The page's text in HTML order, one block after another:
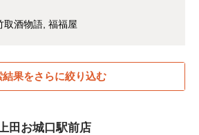
取酒物語 福福屋
結果をさらに絞り込む
田お城口駅前店